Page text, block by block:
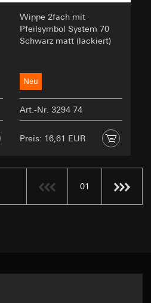
Wippe 2fach mit
Pfeilsymbol System 70
Schwarz matt (lackiert)
Neu
Art.-Nr. 3294 74
Preis: 16,61 EUR
01